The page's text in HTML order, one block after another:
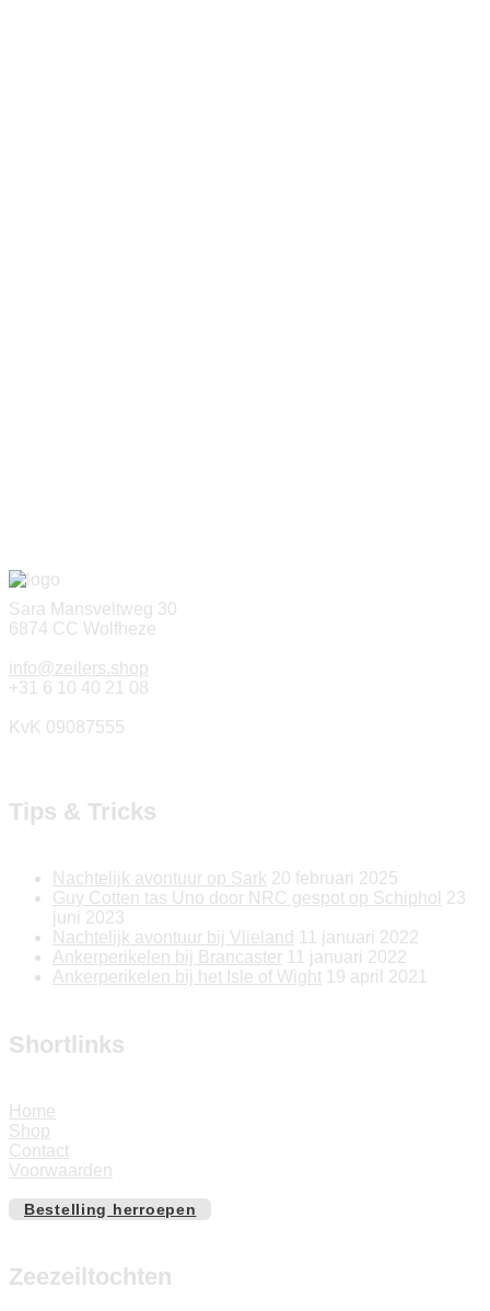
Sara Mansveltweg 30
6874 CC Wolfheze
info@zeilers.shop
+31 6 10 40 21 08
KvK 09087555
Tips & Tricks
Nachtelijk avontuur op Sark 20 februari 2025
Guy Cotten tas Uno door NRC gespot op Schiphol 23
juni 2023
Nachtelijk avontuur bij Vlieland 11 januari 2022
Ankerperikelen bij Brancaster 11 januari 2022
Ankerperikelen bij het Isle of Wight 19 april 2021
Shortlinks
Home
Shop
Contact
Voorwaarden
Bestelling herroepen
Zeezeiltochten